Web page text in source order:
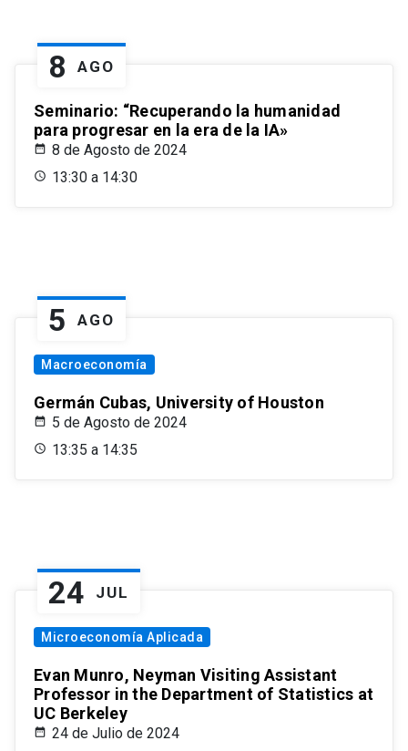
8 AGO
Seminario: “Recuperando la humanidad
para progresar en la era de la IA»
8 de Agosto de 2024
13:30 a 14:30
5 AGO
Macroeconomía
Germán Cubas, University of Houston
5 de Agosto de 2024
13:35 a 14:35
24 JUL
Microeconomía Aplicada
Evan Munro, Neyman Visiting Assistant
Professor in the Department of Statistics at
UC Berkeley
24 de Julio de 2024